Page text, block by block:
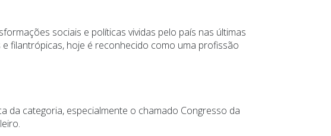
sociais e políticas vividas pelo país nas últimas
e filantrópicas, hoje é reconhecido como uma profissão
da categoria, especialmente o chamado Congresso da